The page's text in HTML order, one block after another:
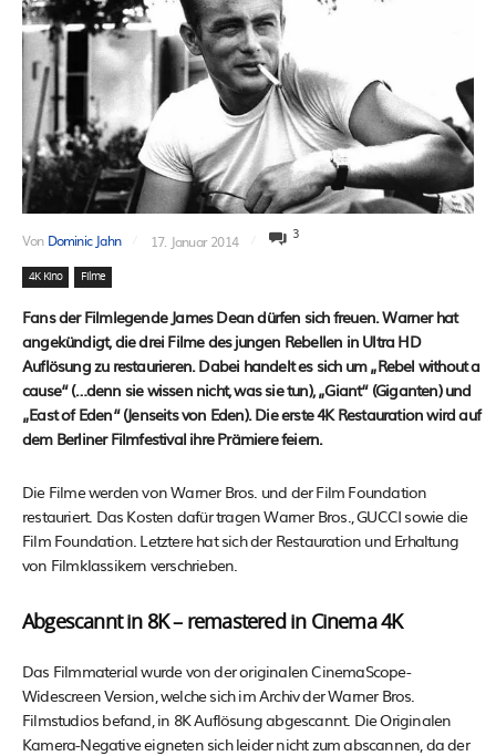
Von Dominic Jahn 17. Januar 2014 3
4K Kino Filme
Fans der Filmlegende James Dean dürfen sich freuen. Warner hat
angekündigt, die drei Filme des jungen Rebellen in Ultra HD
Auflösung zu restaurieren. Dabei handelt es sich um „Rebel without a
cause“ (…denn sie wissen nicht, was sie tun), „Giant“ (Giganten) und
„East of Eden“ (Jenseits von Eden). Die erste 4K Restauration wird auf
dem Berliner Filmfestival ihre Prämiere feiern.
Die Filme werden von Warner Bros. und der Film Foundation
restauriert. Das Kosten dafür tragen Warner Bros., GUCCI sowie die
Film Foundation. Letztere hat sich der Restauration und Erhaltung
von Filmklassikern verschrieben.
Abgescannt in 8K – remastered in Cinema 4K
Das Filmmaterial wurde von der originalen CinemaScope-
Widescreen Version, welche sich im Archiv der Warner Bros.
Filmstudios befand, in 8K Auflösung abgescannt. Die Originalen
Kamera-Negative eigneten sich leider nicht zum abscannen, da der